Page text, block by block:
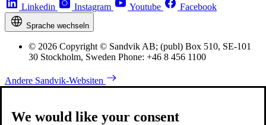
Linkedin
Instagram Youtube Facebook
Sprache wechseln
© 2026 Copyright © Sandvik AB; (publ) Box 510, SE-101
30 Stockholm, Sweden Phone: +46 8 456 1100
Andere Sandvik-Websiten
We would like your consent